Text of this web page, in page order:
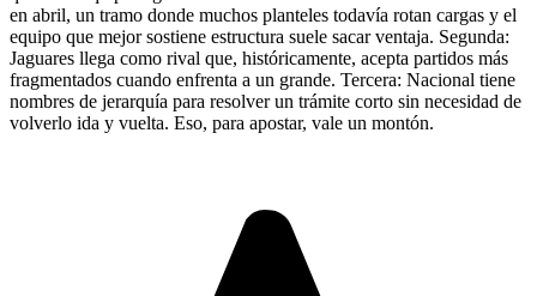
en abril, un tramo donde muchos planteles todavía rotan cargas y el
equipo que mejor sostiene estructura suele sacar ventaja. Segunda:
Jaguares llega como rival que, históricamente, acepta partidos más
fragmentados cuando enfrenta a un grande. Tercera: Nacional tiene
nombres de jerarquía para resolver un trámite corto sin necesidad de
volverlo ida y vuelta. Eso, para apostar, vale un montón.